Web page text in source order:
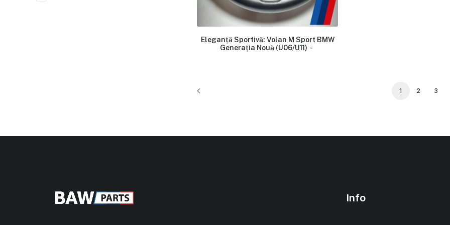
Eleganță Sportivă: Volan M Sport BMW
Generația Nouă (U06/U11)
1 2 3
Info